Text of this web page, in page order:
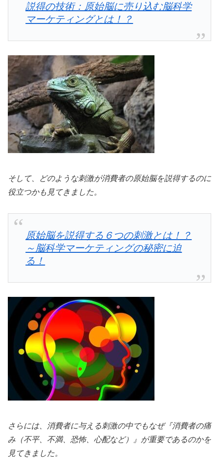
説得の技術：原始脳に売り込む脳科学
マーケティングとは！？
そして、どのような刺激が消費者の原始脳を説得するのに
役立つかも見てきました。
原始脳を説得する６つの刺激とは！？
～脳科学マーケティングの秘密に迫
る！
さらには、消費者に与える刺激の中でもなぜ『消費者の痛
み（不平、不満、恐怖、心配など）』が重要であるのかを
見てきました。